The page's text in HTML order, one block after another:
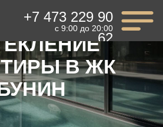
473 229 90
с 9:00 до 20:00
В ЖК